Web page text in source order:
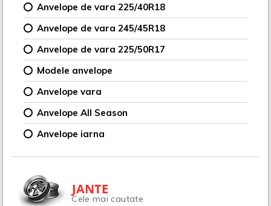
Anvelope de vara 225/40R18
Anvelope de vara 245/45R18
Anvelope de vara 225/50R17
Modele anvelope
Anvelope vara
Anvelope All Season
Anvelope iarna
JANTE
Cele mai cautate